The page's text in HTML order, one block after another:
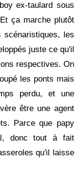
ex-taulard sous
ça marche plutôt
scénaristiques, les
juste ce qu'il
respectives. On
les ponts mais
perdu, et une
être une agent
Parce que papy
donc tout à fait
qu'il laisse